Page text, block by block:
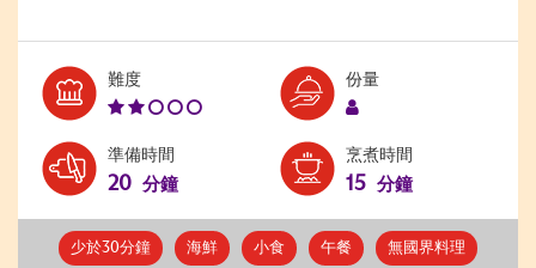
難度Level:
份量Serves:
準備時間
20 分鐘
烹煮時間
15 分鐘
少於30分鐘 海鮮 小食 午餐 無國界料理